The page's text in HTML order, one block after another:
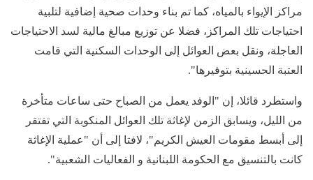
مراكز الإيواء بالمياه، كما تم بناء وحدات صحية إضافية لتلبية
احتياجات تلك المراكز، فضلا عن توزيع مبالغ مالية لسد الاحتياجات
العاجلة، ونقل بعض العوائل إلى الوحدات السكنية التي قامت
العتبة الحسينية بتوفيرها".
واستطرد قائلا، إن "الوفد يعمل من الصباح حتى ساعات متأخرة
من الليل، ويسابق الزمن لإغاثة تلك العوائل المنكوبة التي تفتقر
إلى أبسط مقومات العيش الكريم"، لافتا إلى أن "عملية الإغاثة
كانت بالتنسيق مع الحكومة اللبنانية و الفعاليات الشعبية".